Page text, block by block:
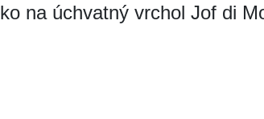
na úchvatný vrchol Jof di